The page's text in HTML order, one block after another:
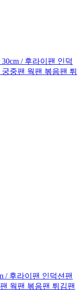
/ 후라이팬 인덕
중팬 웍팬 볶음팬 튀
/ 후라이팬 인덕션팬
웍팬 볶음팬 튀김팬